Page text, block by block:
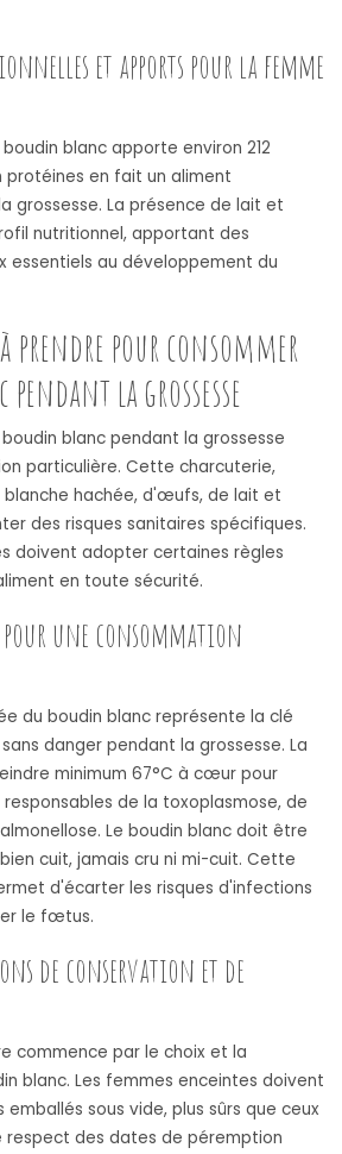
et apports pour la femme
blanc apporte environ 212
protéines en fait un aliment
grossesse. La présence de lait et
nutritionnel, apportant des
essentiels au développement du
prendre pour consommer
la grossesse
blanc pendant la grossesse
particulière. Cette charcuterie,
hachée, d'œufs, de lait et
des risques sanitaires spécifiques.
doivent adopter certaines règles
en toute sécurité.
pour une consommation
du boudin blanc représente la clé
danger pendant la grossesse. La
minimum 67°C à cœur pour
de la toxoplasmose, de
Le boudin blanc doit être
cuit, jamais cru ni mi-cuit. Cette
d'écarter les risques d'infections
le fœtus.
de conservation et de
commence par le choix et la
blanc. Les femmes enceintes doivent
sous vide, plus sûrs que ceux
respect des dates de péremption